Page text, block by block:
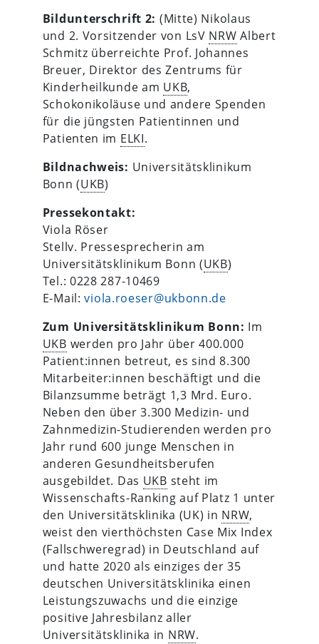
Bildunterschrift 2: (Mitte) Nikolaus
und 2. Vorsitzender von LsV NRW Albert
Schmitz überreichte Prof. Johannes
Breuer, Direktor des Zentrums für
Kinderheilkunde am UKB,
Schokonikoläuse und andere Spenden
für die jüngsten Patientinnen und
Patienten im ELKI.
Bildnachweis: Universitätsklinikum
Bonn (UKB)
Pressekontakt:
Viola Röser
Stellv. Pressesprecherin am
Universitätsklinikum Bonn (UKB)
Tel.: 0228 287-10469
E-Mail:viola.roeser@ukbonn.de
Zum Universitätsklinikum Bonn: Im
UKB werden pro Jahr über 400.000
Patient:innen betreut, es sind 8.300
Mitarbeiter:innen beschäftigt und die
Bilanzsumme beträgt 1,3 Mrd. Euro.
Neben den über 3.300 Medizin- und
Zahnmedizin-Studierenden werden pro
Jahr rund 600 junge Menschen in
anderen Gesundheitsberufen
ausgebildet. Das UKB steht im
Wissenschafts-Ranking auf Platz 1 unter
den Universitätsklinika (UK) in NRW,
weist den vierthöchsten Case Mix Index
(Fallschweregrad) in Deutschland auf
und hatte 2020 als einziges der 35
deutschen Universitätsklinika einen
Leistungszuwachs und die einzige
positive Jahresbilanz aller
Universitätsklinika in NRW.